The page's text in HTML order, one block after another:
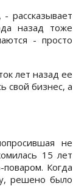
рассказывает
назад тоже
- просто
лет назад ее
свой бизнес, а
не
15 лет
Когда
решено было